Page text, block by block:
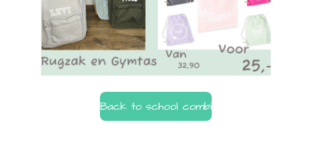
Back to school combi